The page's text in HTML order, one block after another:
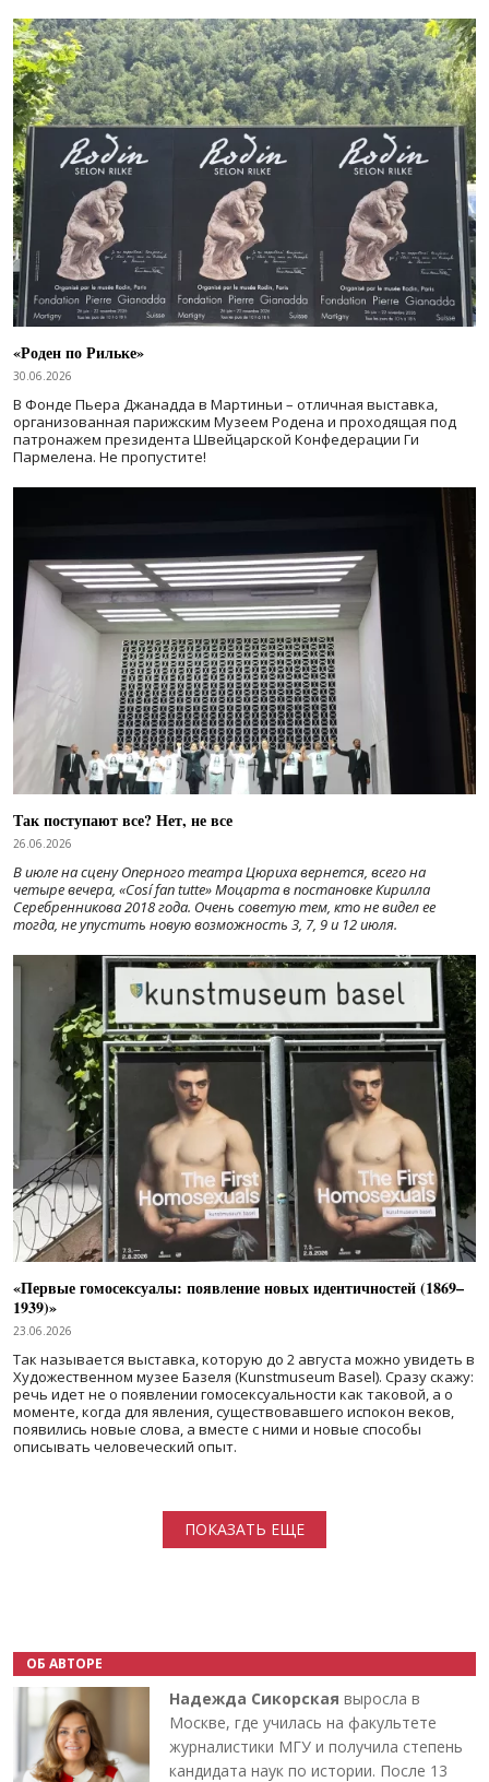
«Роден по Рильке»
30.06.2026
В Фонде Пьера Джанадда в Мартиньи – отличная выставка,
организованная парижским Музеем Родена и проходящая под
патронажем президента Швейцарской Конфедерации Ги
Пармелена. Не пропустите!
Так поступают все? Нет, не все
26.06.2026
В июле на сцену Оперного театра Цюриха вернется, всего на
четыре вечера, «Cosí fan tutte» Моцарта в постановке Кирилла
Серебренникова 2018 года. Очень советую тем, кто не видел ее
тогда, не упустить новую возможность 3, 7, 9 и 12 июля.
«Первые гомосексуалы: появление новых идентичностей (1869–
1939)»
23.06.2026
Так называется выставка, которую до 2 августа можно увидеть в
Художественном музее Базеля (Kunstmuseum Basel). Сразу скажу:
речь идет не о появлении гомосексуальности как таковой, а о
моменте, когда для явления, существовавшего испокон веков,
появились новые слова, а вместе с ними и новые способы
описывать человеческий опыт.
ПОКАЗАТЬ ЕЩЕ
ОБ АВТОРЕ
Надежда Сикорская выросла в
Москве, где училась на факультете
журналистики МГУ и получила степень
кандидата наук по истории. После 13